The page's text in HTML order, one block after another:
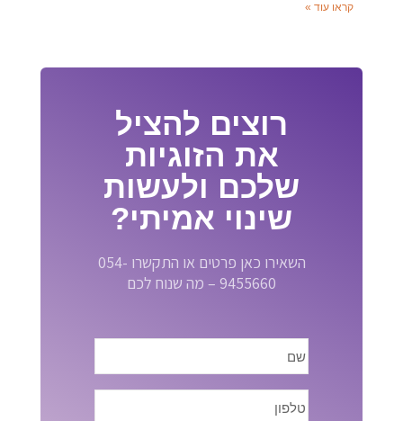
קראו עוד »
רוצים להציל
את הזוגיות
שלכם ולעשות
שינוי אמיתי?
השאירו כאן פרטים או התקשרו 054-
9455660 – מה שנוח לכם